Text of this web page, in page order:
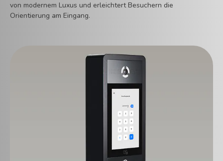
von modernem Luxus und erleichtert Besuchern die
Orientierung am Eingang.